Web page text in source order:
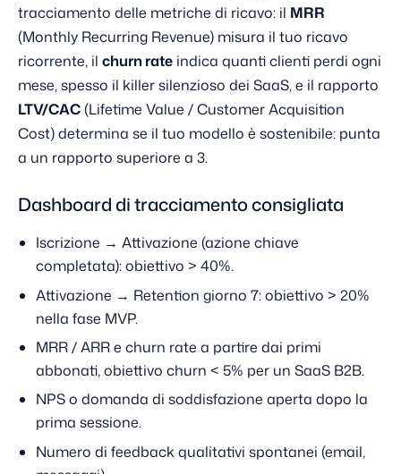
tracciamento delle metriche di ricavo: il MRR
(Monthly Recurring Revenue) misura il tuo ricavo
ricorrente, il churn rate indica quanti clienti perdi ogni
mese, spesso il killer silenzioso dei SaaS, e il rapporto
LTV/CAC(Lifetime Value / Customer Acquisition
Cost) determina se il tuo modello è sostenibile: punta
a un rapporto superiore a 3.
Dashboard di tracciamento consigliata
Iscrizione → Attivazione (azione chiave
completata): obiettivo > 40%.
Attivazione → Retention giorno 7: obiettivo > 20%
nella fase MVP.
MRR / ARR e churn rate a partire dai primi
abbonati, obiettivo churn < 5% per un SaaS B2B.
NPS o domanda di soddisfazione aperta dopo la
prima sessione.
Numero di feedback qualitativi spontanei (email,